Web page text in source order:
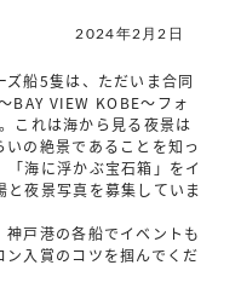
2024年2月2日
船5隻は、ただいま合同
BAY VIEW KOBE～フォ
これは海から見る夜景は
の絶景であることを知っ
海に浮かぶ宝石箱」をイ
夜景写真を募集していま
戸港の各船でイベントも
入賞のコツを掴んでくだ